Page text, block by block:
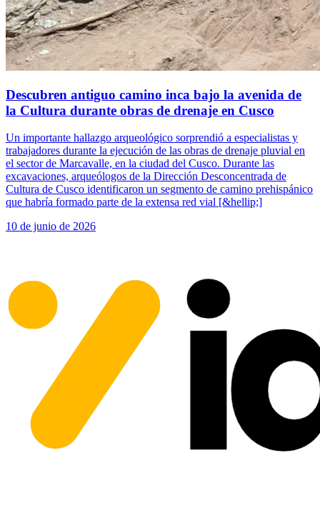
Descubren antiguo camino inca bajo la avenida de
la Cultura durante obras de drenaje en Cusco
Un importante hallazgo arqueológico sorprendió a especialistas y
trabajadores durante la ejecución de las obras de drenaje pluvial en
el sector de Marcavalle, en la ciudad del Cusco. Durante las
excavaciones, arqueólogos de la Dirección Desconcentrada de
Cultura de Cusco identificaron un segmento de camino prehispánico
que habría formado parte de la extensa red vial [&hellip;]
10 de junio de 2026